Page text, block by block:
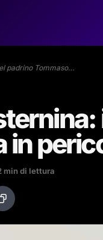
padrino Tommaso…
in
min di lettura